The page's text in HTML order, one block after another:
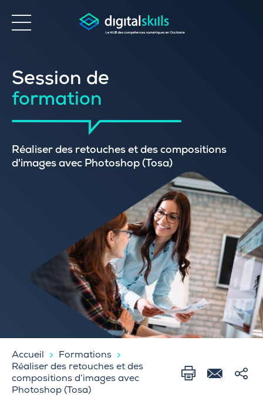
Accessibilité
Session de
formation
Réaliser des retouches et des compositions
d'images avec Photoshop (Tosa)
Accueil
Formations
Réaliser des retouches et des
compositions d’images avec
Photoshop (Tosa)